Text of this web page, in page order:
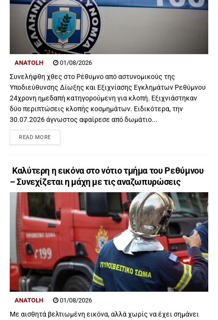
ANATOLH 01/08/2026
Συνελήφθη χθες στο Ρέθυμνο από αστυνομικούς της
Υποδιεύθυνσης Δίωξης και Εξιχνίασης Εγκλημάτων Ρεθύμνου
24χρονη ημεδαπή κατηγορούμενη για κλοπή. Εξιχνιάστηκαν
δύο περιπτώσεις κλοπής κοσμημάτων. Ειδικότερα, την
30.07.2026 άγνωστος αφαίρεσε από δωμάτιο...
READ MORE
Καλύτερη η εικόνα στο νότιο τμήμα του Ρεθύμνου
– Συνεχίζεται η μάχη με τις αναζωπυρώσεις
ANATOLH 01/08/2026
Με αισθητά βελτιωμένη εικόνα, αλλά χωρίς να έχει σημάνει